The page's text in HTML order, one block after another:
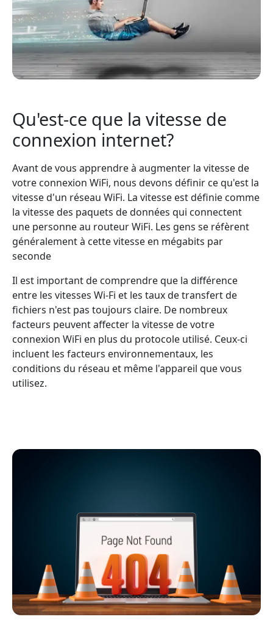
Qu'est-ce que la vitesse de
connexion internet?
Avant de vous apprendre à augmenter la vitesse de
votre connexion WiFi, nous devons définir ce qu'est la
vitesse d'un réseau WiFi. La vitesse est définie comme
la vitesse des paquets de données qui connectent
une personne au routeur WiFi. Les gens se réfèrent
généralement à cette vitesse en mégabits par
seconde
Il est important de comprendre que la différence
entre les vitesses Wi-Fi et les taux de transfert de
fichiers n'est pas toujours claire. De nombreux
facteurs peuvent affecter la vitesse de votre
connexion WiFi en plus du protocole utilisé. Ceux-ci
incluent les facteurs environnementaux, les
conditions du réseau et même l'appareil que vous
utilisez.